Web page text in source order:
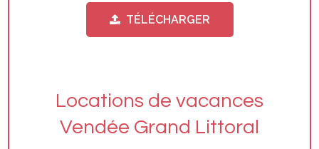
TÉLÉCHARGER
Locations de vacances
Vendée Grand Littoral